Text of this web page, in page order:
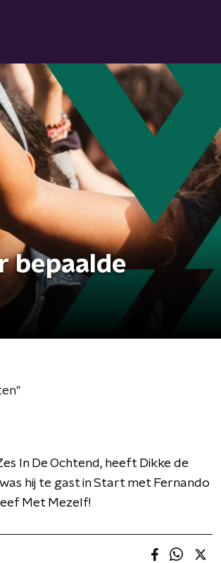
bepaalde
In De Ochtend, heeft Dikke de
hij te gast in Start met Fernando
Met Mezelf!